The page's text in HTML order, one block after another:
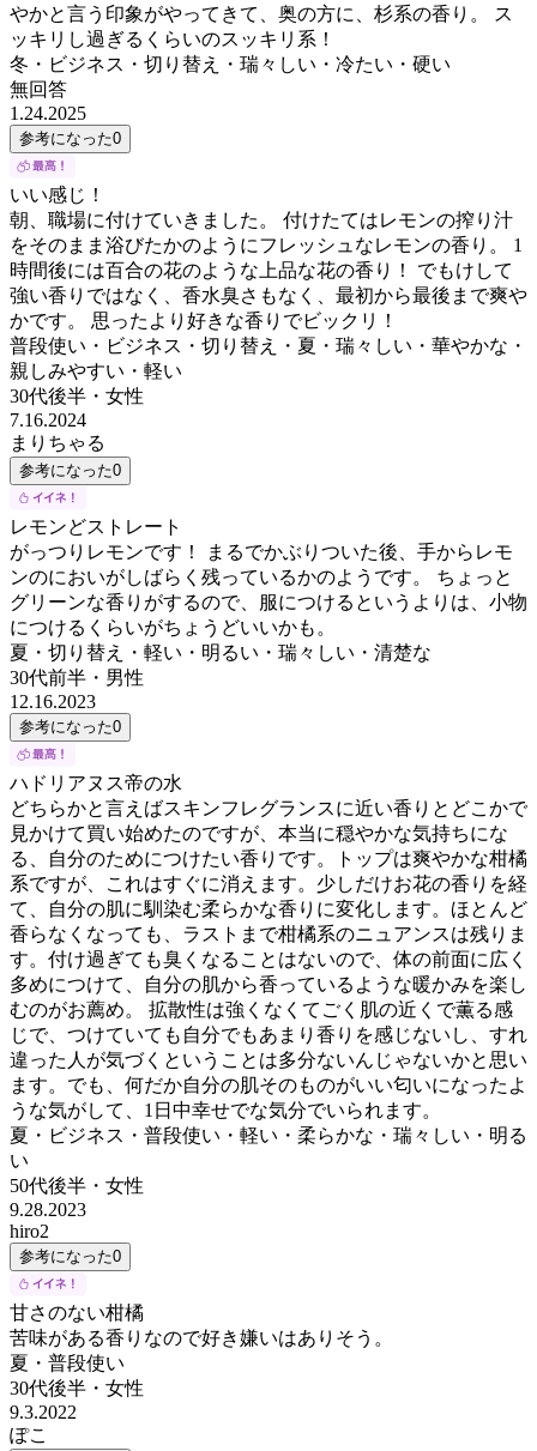
やかと言う印象がやってきて、奥の方に、杉系の香り。 ス
ッキリし過ぎるくらいのスッキリ系！
冬・ビジネス・切り替え・瑞々しい・冷たい・硬い
無回答
1.24.2025
参考になった0
いい感じ！
朝、職場に付けていきました。 付けたてはレモンの搾り汁
をそのまま浴びたかのようにフレッシュなレモンの香り。 1
時間後には百合の花のような上品な花の香り！ でもけして
強い香りではなく、香水臭さもなく、最初から最後まで爽や
かです。 思ったより好きな香りでビックリ！
普段使い・ビジネス・切り替え・夏・瑞々しい・華やかな・
親しみやすい・軽い
30代後半 ・ 女性
7.16.2024
まりちゃる
参考になった0
レモンどストレート
がっつりレモンです！ まるでかぶりついた後、手からレモ
ンのにおいがしばらく残っているかのようです。 ちょっと
グリーンな香りがするので、服につけるというよりは、小物
につけるくらいがちょうどいいかも。
夏・切り替え・軽い・明るい・瑞々しい・清楚な
30代前半 ・ 男性
12.16.2023
参考になった0
ハドリアヌス帝の水
どちらかと言えばスキンフレグランスに近い香りとどこかで
見かけて買い始めたのですが、本当に穏やかな気持ちにな
る、自分のためにつけたい香りです。トップは爽やかな柑橘
系ですが、これはすぐに消えます。少しだけお花の香りを経
て、自分の肌に馴染む柔らかな香りに変化します。ほとんど
香らなくなっても、ラストまで柑橘系のニュアンスは残りま
す。付け過ぎても臭くなることはないので、体の前面に広く
多めにつけて、自分の肌から香っているような暖かみを楽し
むのがお薦め。 拡散性は強くなくてごく肌の近くで薫る感
じで、つけていても自分でもあまり香りを感じないし、すれ
違った人が気づくということは多分ないんじゃないかと思い
ます。でも、何だか自分の肌そのものがいい匂いになったよ
うな気がして、1日中幸せでな気分でいられます。
夏・ビジネス・普段使い・軽い・柔らかな・瑞々しい・明る
い
50代後半 ・ 女性
9.28.2023
hiro2
参考になった0
甘さのない柑橘
苦味がある香りなので好き嫌いはありそう。
夏・普段使い
30代後半 ・ 女性
9.3.2022
ぽこ